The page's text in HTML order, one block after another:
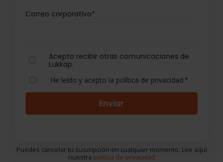
Correo corporativo*
Acepto recibir otras comunicaciones de
Lukkap.
He leído y acepto la política de privacidad.*
Puedes cancelar tu suscripción en cualquier momento. Lee aquí
nuestra política de privacidad